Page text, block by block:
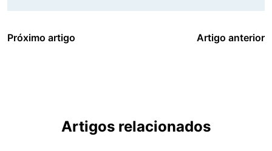
Próximo artigo Artigo anterior
Artigos relacionados